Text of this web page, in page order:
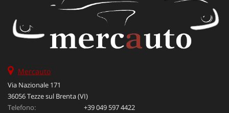
Mercauto
Via Nazionale 171
36056 Tezze sul Brenta (VI)
Telefono:
+39 049 597 4422